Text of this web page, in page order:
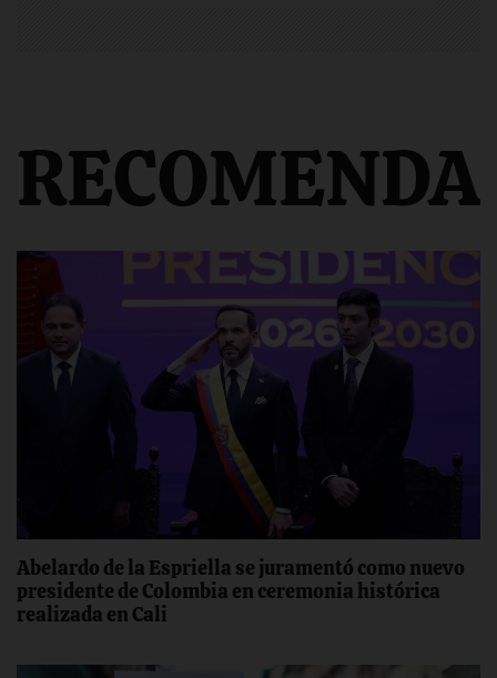
Abelardo de la Espriella se juramentó como nuevo
presidente de Colombia en ceremonia histórica
realizada en Cali